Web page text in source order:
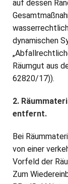
auf dessen
dynamischen
Räumgut aus
62820/17)).
2.
entfernt.
Bei
von einer
Vorfeld der
Zum